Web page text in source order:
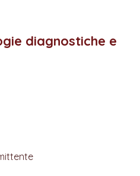
diagnostiche e